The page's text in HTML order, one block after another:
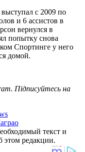
с 2009 по
и 6 ассистов в
вернулся в
попытку снова
Спортинге у него
домой.
Підписуйтесь на
текст и
этом редакции.